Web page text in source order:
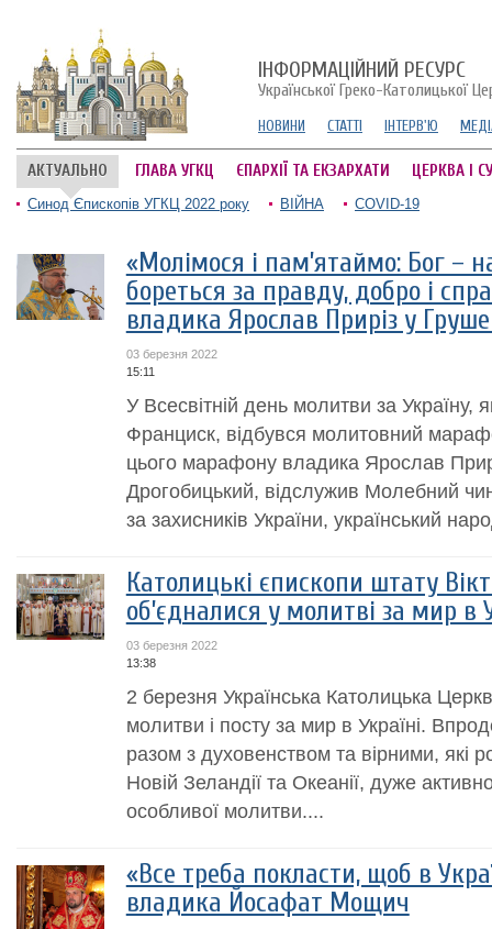
ІНФОРМАЦІЙНИЙ РЕСУРС
Української Греко-Католицької
НОВИНИ СТАТТІ ІНТЕРВ'Ю
АКТУАЛЬНО ГЛАВА УГКЦ ЄПАРХІЇ ТА ЕКЗАРХАТИ ЦЕРКВА І
Синод Єпископів УГКЦ 2022 року ВІЙНА COVID-19
«Молімося і пам’ятаймо: Бог –
бореться за правду, добро і
владика Ярослав Приріз у
03 березня 2022
15:11
У Всесвітній день молитви за Україну,
Франциск, відбувся молитовний
цього марафону владика Ярослав
Дрогобицький, відслужив Молебний
за захисників України, український
Католицькі єпископи штату
об’єдналися у молитві за мир в
03 березня 2022
13:38
2 березня Українська Католицька
молитви і посту за мир в Україні.
разом з духовенством та вірними, які
Новій Зеландії та Океанії, дуже
особливої молитви....
«Все треба покласти, щоб в
владика Йосафат Мощич